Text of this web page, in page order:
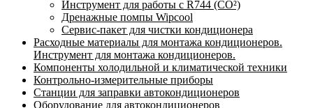
Инструмент для работы с R744 (CO²)
Дренажные помпы Wipcool
Сервис-пакет для чистки кондиционера
Расходные материалы для монтажа кондиционеров.
Инструмент для монтажа кондиционеров.
Компоненты холодильной и климатической техники
Контрольно-измерительные приборы
Станции для заправки автокондиционеров
Оборудование для автокондиционеров